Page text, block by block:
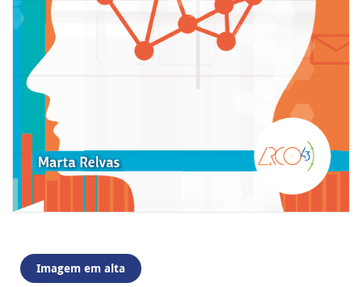
Imagem em alta